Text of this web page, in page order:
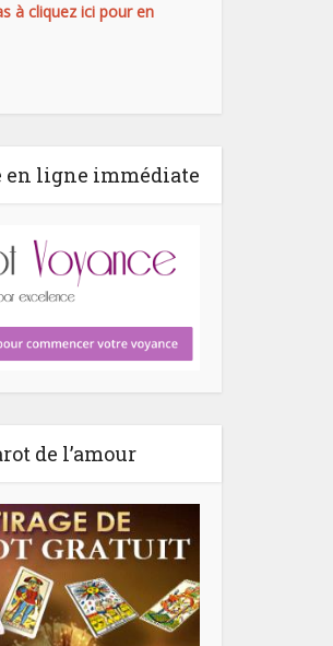
à cliquez ici pour en
en ligne immédiate
de l’amour